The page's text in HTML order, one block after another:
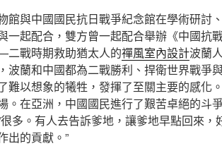
館與中國國民抗日戰爭紀念館在學術研討
一起配合，雙方曾一起配合舉辦《中國抗
二戰時期救助猶太人的禪風室內設計波蘭
波蘭和中國都為二戰勝利、捍衛世界戰爭
難以想象的犧牲，發揮了至關主要的感化
。在亞洲，中國國民進行了艱苦卓絕的斗
多。有人去告訴爹地，讓爹地早點回來，
出的貢獻。”